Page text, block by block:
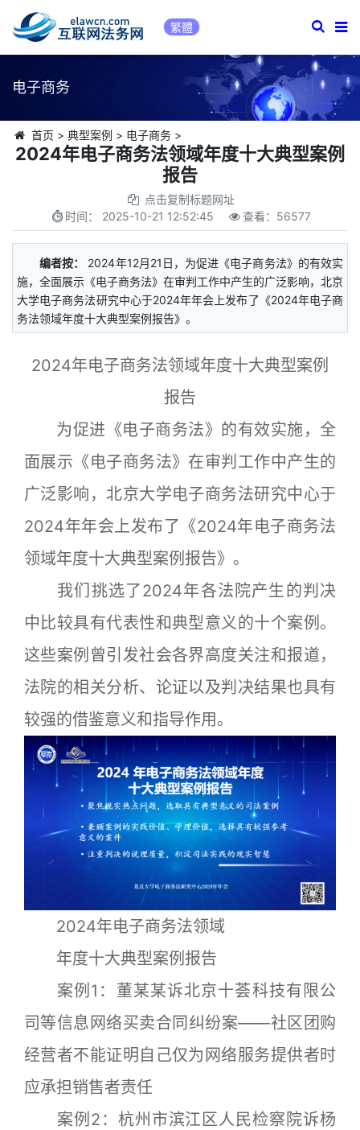
繁體
电子商务
首页 > 典型案例 > 电子商务>
2024年电子商务法领域年度十大典型案例
报告
点击复制标题网址
时间： 2025-10-21 12:52:45 查看： 56577
编者按：
2024年12月21日，为促进《电子商务法》的有效实
施，全面展示《电子商务法》在审判工作中产生的广泛影响，北京
大学电子商务法研究中心于2024年年会上发布了《2024年电子商
务法领域年度十大典型案例报告》。
2024年电子商务法领域年度十大典型案例
报告
为促进《电子商务法》的有效实施，全
面展示《电子商务法》在审判工作中产生的
广泛影响，北京大学电子商务法研究中心于
2024年年会上发布了《2024年电子商务法
领域年度十大典型案例报告》。
我们挑选了2024年各法院产生的判决
中比较具有代表性和典型意义的十个案例。
这些案例曾引发社会各界高度关注和报道，
法院的相关分析、论证以及判决结果也具有
较强的借鉴意义和指导作用。
2024年电子商务法领域
年度十大典型案例报告
案例1：董某某诉北京十荟科技有限公
司等信息网络买卖合同纠纷案——社区团购
经营者不能证明自己仅为网络服务提供者时
应承担销售者责任
案例2：杭州市滨江区人民检察院诉杨